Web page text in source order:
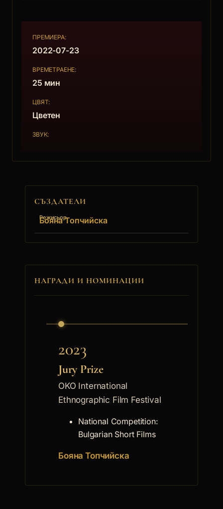
ПРЕМИЕРА:
2022-07-23
ВРЕМЕТРАЕНЕ:
25 мин
ЦВЯТ:
Цветен
ЗВУК:
СЪЗДАТЕЛИ
Режисьор
Бояна Топчийска
НАГРАДИ И НОМИНАЦИИ
2023
Jury Prize
OKO International
Ethnographic Film Festival
National Competition:
Bulgarian Short Films
Бояна Топчийска